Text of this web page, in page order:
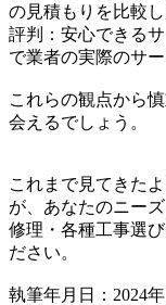
の見積もりを比較し
評判：安心できる
で業者の実際のサ
これらの観点から
会えるでしょう。
これまで見てきた
が、あなたのニー
修理・各種工事選
ださい。
執筆年月日：2024年